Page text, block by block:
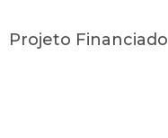
Projeto Financiado